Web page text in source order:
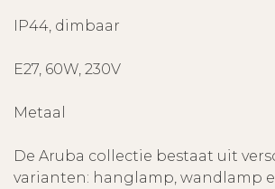
IP44, dimbaar
E27, 60W, 230V
Metaal
De Aruba collectie bestaat uit
varianten: hanglamp, wandlamp